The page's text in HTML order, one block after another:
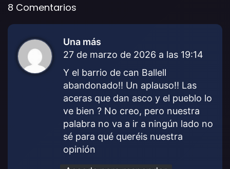
8 Comentarios
Una más
i
e
:
27 de marzo de 2026 a las 19:14
Y el barrio de can Ballell
abandonado!! Un aplauso!! Las
aceras que dan asco y el pueblo lo
ve bien ? No creo, pero nuestra
palabra no va a ir a ningún lado no
sé para qué queréis nuestra
opinión